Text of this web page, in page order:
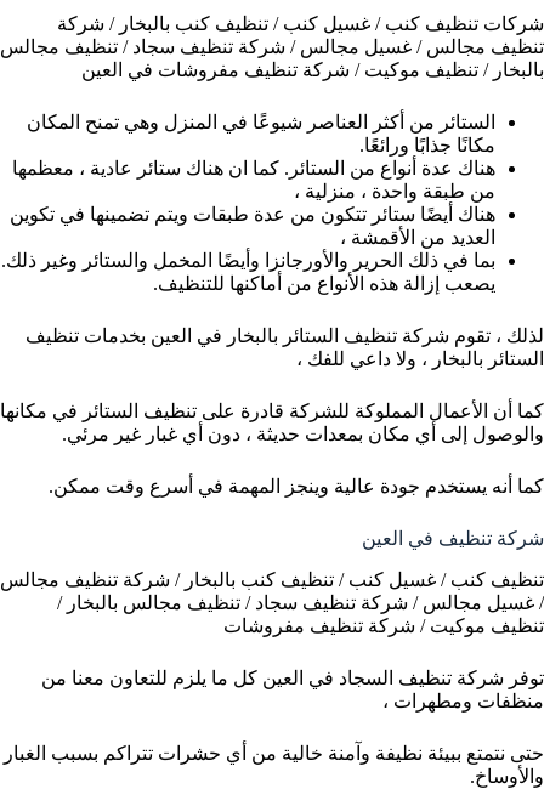
شركات تنظيف كنب / غسيل كنب / تنظيف كنب بالبخار / شركة
تنظيف مجالس / غسيل مجالس / شركة تنظيف سجاد / تنظيف مجالس
بالبخار / تنظيف موكيت / شركة تنظيف مفروشات في العين
الستائر من أكثر العناصر شيوعًا في المنزل وهي تمنح المكان
مكانًا جذابًا ورائعًا.
هناك عدة أنواع من الستائر. كما ان هناك ستائر عادية ، معظمها
من طبقة واحدة ، منزلية ،
هناك أيضًا ستائر تتكون من عدة طبقات ويتم تضمينها في تكوين
العديد من الأقمشة ،
بما في ذلك الحرير والأورجانزا وأيضًا المخمل والستائر وغير ذلك.
يصعب إزالة هذه الأنواع من أماكنها للتنظيف.
لذلك ، تقوم شركة تنظيف الستائر بالبخار في العين بخدمات تنظيف
الستائر بالبخار ، ولا داعي للفك ،
كما أن الأعمال المملوكة للشركة قادرة على تنظيف الستائر في مكانها
والوصول إلى أي مكان بمعدات حديثة ، دون أي غبار غير مرئي.
كما أنه يستخدم جودة عالية وينجز المهمة في أسرع وقت ممكن.
شركة تنظيف في العين
تنظيف كنب / غسيل كنب / تنظيف كنب بالبخار / شركة تنظيف مجالس
/ غسيل مجالس / شركة تنظيف سجاد / تنظيف مجالس بالبخار /
تنظيف موكيت / شركة تنظيف مفروشات
توفر شركة تنظيف السجاد في العين كل ما يلزم للتعاون معنا من
منظفات ومطهرات ،
حتى نتمتع ببيئة نظيفة وآمنة خالية من أي حشرات تتراكم بسبب الغبار
والأوساخ.